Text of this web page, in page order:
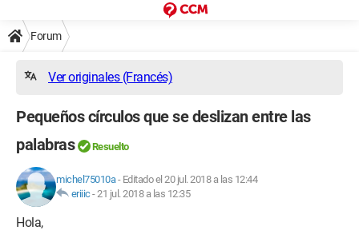
Forum
Ver originales (Francés)
Pequeños círculos que se deslizan entre las
palabras
Resuelto
michel75010a- Editado el 20 jul. 2018 a las 12:44
eriiic-21 jul. 2018 a las 12:35
Hola,